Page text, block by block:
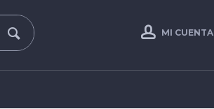
MI CUENTA